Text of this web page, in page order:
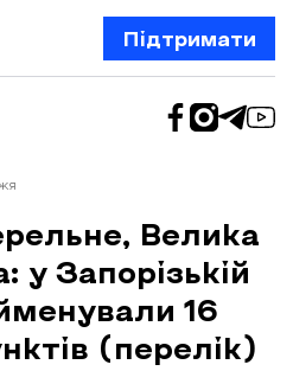
Підтримати
Велика
Запорізькій
16
(перелік)